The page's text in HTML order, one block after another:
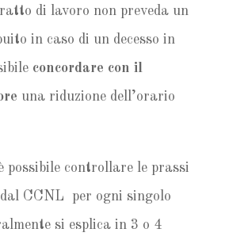
di lavoro non preveda un
in caso di un decesso in
concordare con il
una riduzione dell’orario
possibile controllare le prassi
CCNL per ogni singolo
si esplica in 3 o 4